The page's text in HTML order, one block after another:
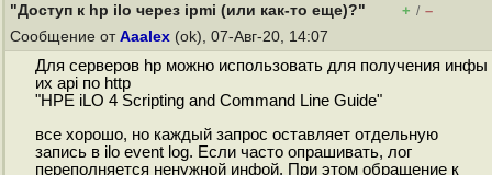
"Доступ к hp ilo через ipmi (или как-то еще)?" + / –
Сообщение от Aaalex (ok), 07-Авг-20, 14:07
Для серверов hp можно использовать для получения инфы
их api по http
"HPE iLO 4 Scripting and Command Line Guide"
все хорошо, но каждый запрос оставляет отдельную
запись в ilo event log. Если часто опрашивать, лог
переполняется ненужной инфой. При этом обращение к